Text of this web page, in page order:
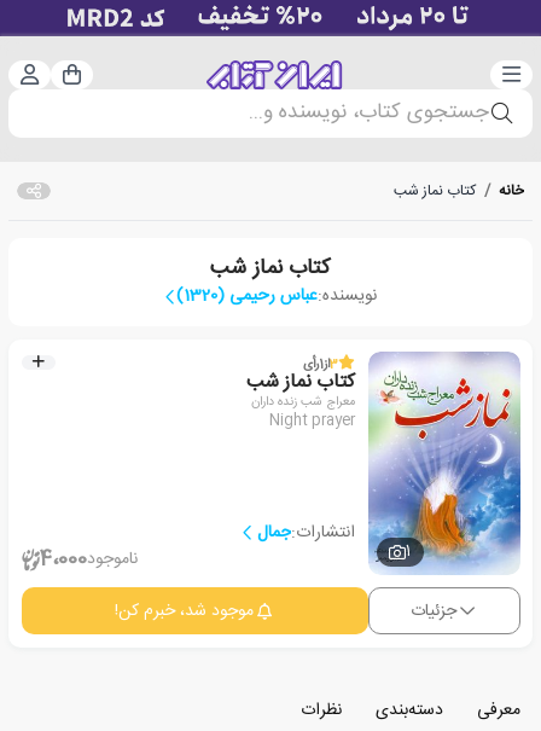
دسته‌بندی سبد
جستجوی کتاب، نویسنده و...
خانه / کتاب نماز شب
کتاب نماز شب
نویسنده:عباس رحیمی (1320)
1
3از1رأی
کتاب نماز شب
معراج شب زنده داران
Night prayer
انتشارات:جمال
ناموجود4،000
جزئیات موجود شد، خبرم کن!
معرفی دسته‌بندی
نظرات